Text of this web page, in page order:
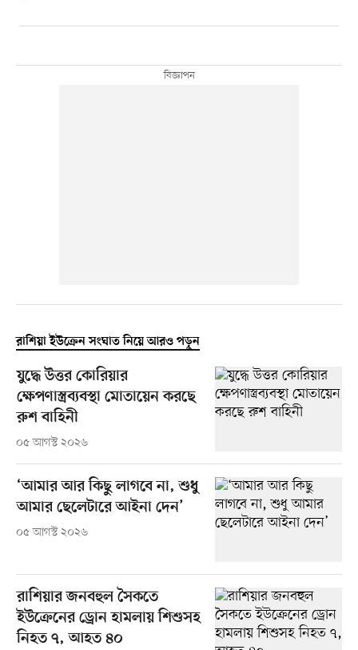
রাশিয়া ইউক্রেন সংঘাত নিয়ে আরও পড়ুন
যুদ্ধে উত্তর কোরিয়ার
ক্ষেপণাস্ত্রব্যবস্থা মোতায়েন করছে
রুশ বাহিনী
০৫ আগস্ট ২০২৬
‘আমার আর কিছু লাগবে না, শুধু
আমার ছেলেটারে আইনা দেন’
০৫ আগস্ট ২০২৬
রাশিয়ার জনবহুল সৈকতে
ইউক্রেনের ড্রোন হামলায় শিশুসহ
নিহত ৭, আহত ৪০